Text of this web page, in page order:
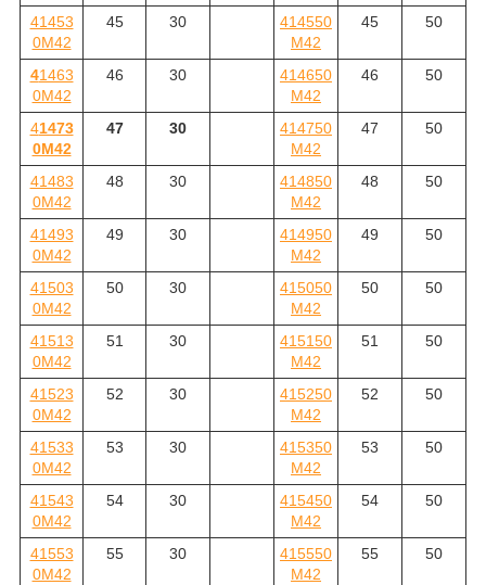
41453
0M42
45 30
414550
M42
45 50
41463
0M42
46 30
414650
M42
46 50
41473
0M42
47 30
414750
M42
47 50
41483
0M42
48 30
414850
M42
48 50
41493
0M42
49 30
414950
M42
49 50
41503
0M42
50 30
415050
M42
50 50
41513
0M42
51 30
415150
M42
51 50
41523
0M42
52 30
415250
M42
52 50
41533
0M42
53 30
415350
M42
53 50
41543
0M42
54 30
415450
M42
54 50
41553
0M42
55 30
415550
M42
55 50